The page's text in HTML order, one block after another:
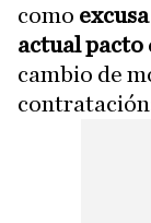
como
actual pacto
cambio de